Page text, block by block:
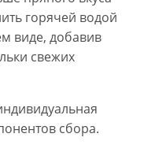
горячей водой
виде, добавив
свежих
сбора.